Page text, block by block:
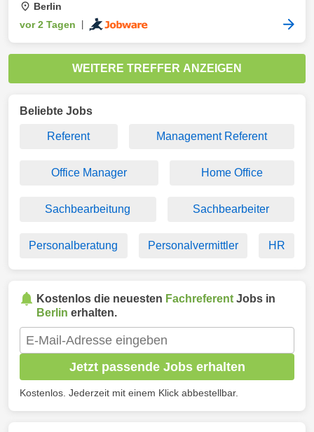
Berlin
vor 2 Tagen
WEITERE TREFFER ANZEIGEN
Beliebte Jobs
Referent Management Referent
Office Manager Home Office
Sachbearbeitung Sachbearbeiter
Personalberatung Personalvermittler HR
Kostenlos die neuesten Fachreferent Jobs in
Berlin erhalten.
Jetzt passende Jobs erhalten
Kostenlos. Jederzeit mit einem Klick abbestellbar.